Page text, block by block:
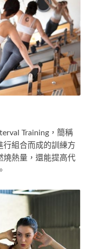
Training，簡稱
行組合而成的訓練方
燒熱量，還能提高代